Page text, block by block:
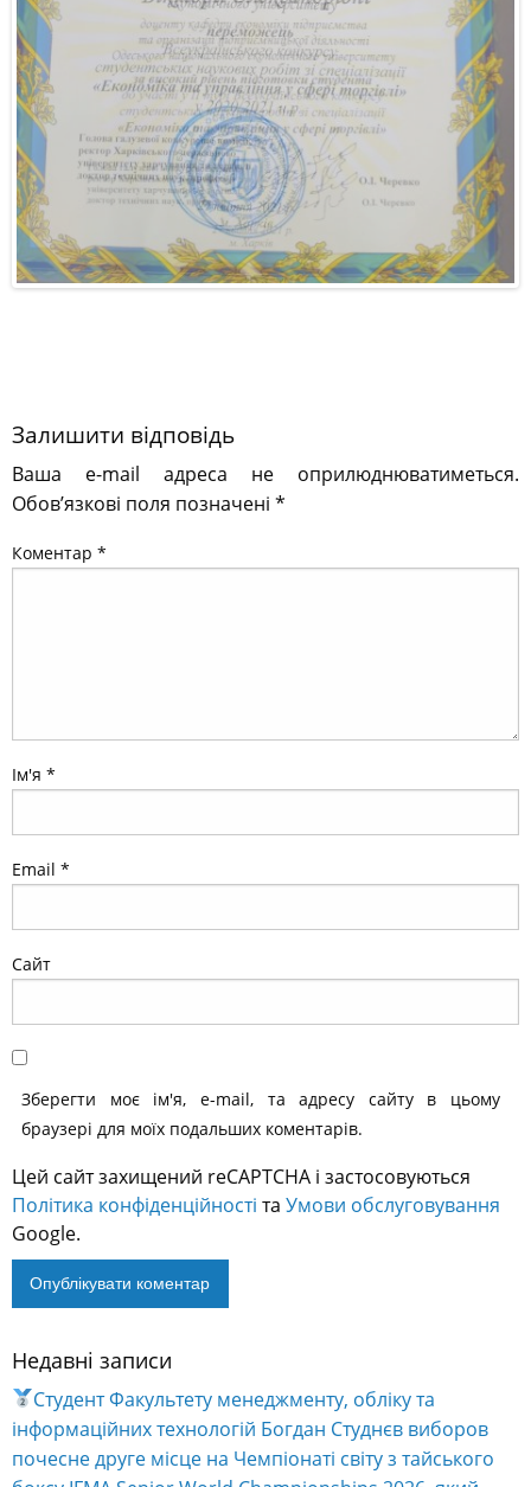
Залишити відповідь
Ваша e-mail адреса не оприлюднюватиметься.
Обов’язкові поля позначені
Коментар*
Ім'я*
Email*
Сайт
Зберегти моє ім'я, e-mail, та адресу сайту в цьому
браузері для моїх подальших коментарів.
Цей сайт захищений reCAPTCHA і застосовуються
Політика конфіденційності та Умови обслуговування
Google.
Alternative:
Недавні записи
Студент Факультету менеджменту, обліку та
інформаційних технологій Богдан Студнєв виборов
почесне друге місце на Чемпіонаті світу з тайського